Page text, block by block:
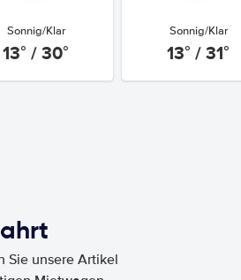
Sonnig/Klar
13° / 30°
Sonnig/Klar
13° / 31°
Sie unsere Artikel